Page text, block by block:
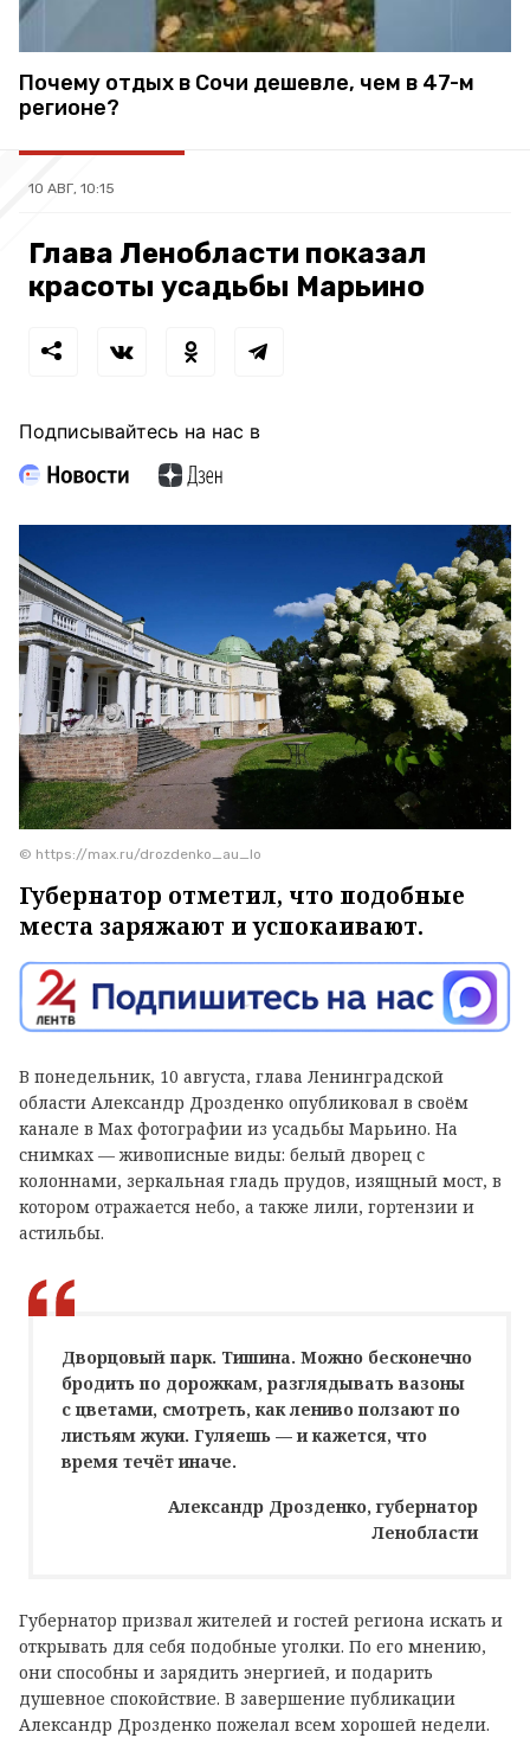
Почему отдых в Сочи дешевле, чем в 47-м
регионе?
10 АВГ, 10:15
Глава Ленобласти показал
красоты усадьбы Марьино
Подписывайтесь на нас в
© https://max.ru/drozdenko_au_lo
Губернатор отметил, что подобные
места заряжают и успокаивают.
В понедельник, 10 августа, глава Ленинградской
области Александр Дрозденко опубликовал в своём
канале в Max фотографии из усадьбы Марьино. На
снимках — живописные виды: белый дворец с
колоннами, зеркальная гладь прудов, изящный мост, в
котором отражается небо, а также лили, гортензии и
астильбы.
Дворцовый парк. Тишина. Можно бесконечно
бродить по дорожкам, разглядывать вазоны
с цветами, смотреть, как лениво ползают по
листьям жуки. Гуляешь — и кажется, что
время течёт иначе.
Александр Дрозденко, губернатор
Ленобласти
Губернатор призвал жителей и гостей региона искать и
открывать для себя подобные уголки. По его мнению,
они способны и зарядить энергией, и подарить
душевное спокойствие. В завершение публикации
Александр Дрозденко пожелал всем хорошей недели.